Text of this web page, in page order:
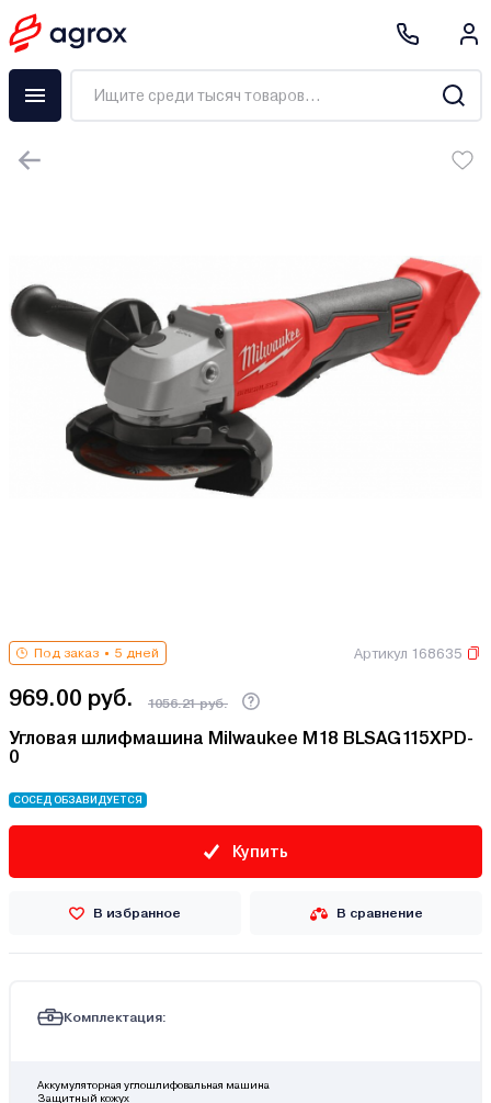
Под заказ 5 дней Артикул 168635
969.00 руб. 1056.21 руб.
Угловая шлифмашина Milwaukee M18 BLSAG115XPD-
0
СОСЕД ОБЗАВИДУЕТСЯ
Купить
В избранное В сравнение
Комплектация:
Аккумуляторная углошлифовальная машина
Защитный кожух